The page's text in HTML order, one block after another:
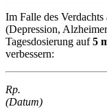
Im Falle des Verdachts
(Depression,
Tagesdosierung auf5
verbessern:
Rp.
(Datum)